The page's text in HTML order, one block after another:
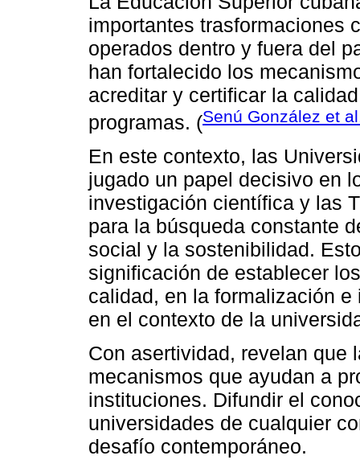
importantes trasformaciones
operados dentro y fuera del
han fortalecido los
acreditar y certificar la
programas. (Senú González et
En este contexto, las
jugado un papel decisivo en
investigación científica y las
para la búsqueda constante
social y la sostenibilidad.
significación de establecer
calidad, en la formalización
en el contexto de la
Con asertividad, revelan que
mecanismos que ayudan a
instituciones. Difundir el
universidades de cualquier
desafío contemporáneo.